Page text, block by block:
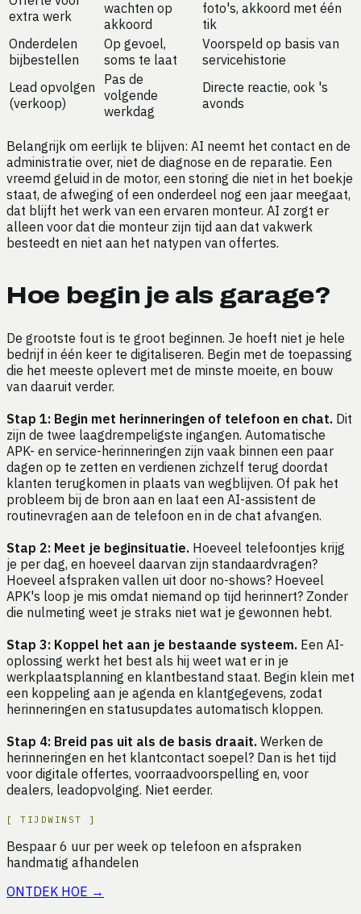
extra werk
wachten op
akkoord
foto's, akkoord met één
tik
Onderdelen
bijbestellen
Op gevoel,
soms te laat
Voorspeld op basis van
servicehistorie
Lead opvolgen
(verkoop)
Pas de
volgende
werkdag
Directe reactie, ook 's
avonds
Belangrijk om eerlijk te blijven: AI neemt het contact en de
administratie over, niet de diagnose en de reparatie. Een
vreemd geluid in de motor, een storing die niet in het boekje
staat, de afweging of een onderdeel nog een jaar meegaat,
dat blijft het werk van een ervaren monteur. AI zorgt er
alleen voor dat die monteur zijn tijd aan dat vakwerk
besteedt en niet aan het natypen van offertes.
Hoe begin je als garage?
De grootste fout is te groot beginnen. Je hoeft niet je hele
bedrijf in één keer te digitaliseren. Begin met de toepassing
die het meeste oplevert met de minste moeite, en bouw
van daaruit verder.
Stap 1: Begin met herinneringen of telefoon en chat. Dit
zijn de twee laagdrempeligste ingangen. Automatische
APK- en service-herinneringen zijn vaak binnen een paar
dagen op te zetten en verdienen zichzelf terug doordat
klanten terugkomen in plaats van wegblijven. Of pak het
probleem bij de bron aan en laat een AI-assistent de
routinevragen aan de telefoon en in de chat afvangen.
Stap 2: Meet je beginsituatie. Hoeveel telefoontjes krijg
je per dag, en hoeveel daarvan zijn standaardvragen?
Hoeveel afspraken vallen uit door no-shows? Hoeveel
APK's loop je mis omdat niemand op tijd herinnert? Zonder
die nulmeting weet je straks niet wat je gewonnen hebt.
Stap 3: Koppel het aan je bestaande systeem. Een AI-
oplossing werkt het best als hij weet wat er in je
werkplaatsplanning en klantbestand staat. Begin klein met
een koppeling aan je agenda en klantgegevens, zodat
herinneringen en statusupdates automatisch kloppen.
Stap 4: Breid pas uit als de basis draait. Werken de
herinneringen en het klantcontact soepel? Dan is het tijd
voor digitale offertes, voorraadvoorspelling en, voor
dealers, leadopvolging. Niet eerder.
[TIJDWINST ]
Bespaar 6 uur per week op telefoon en afspraken
handmatig afhandelen
ONTDEK HOE →